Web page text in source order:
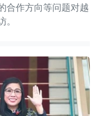
合作方向等问题对越